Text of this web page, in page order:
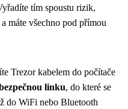
tím spoustu rizik,
máte všechno pod přímou
Trezor kabelem do počítače
linku, do které se
do WiFi nebo Bluetooth